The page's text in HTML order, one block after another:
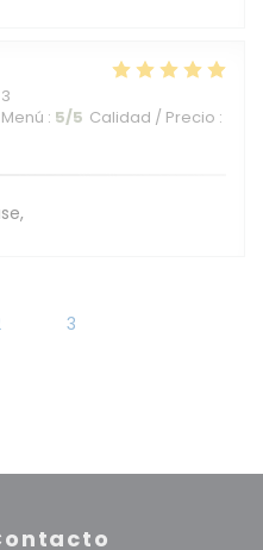
Menú : 5/5 Calidad / Precio :
3